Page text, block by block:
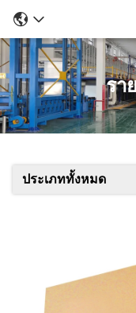
รา
ประเภททั้งหมด